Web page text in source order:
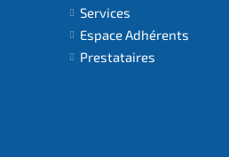
Services
Espace Adhérents
Prestataires